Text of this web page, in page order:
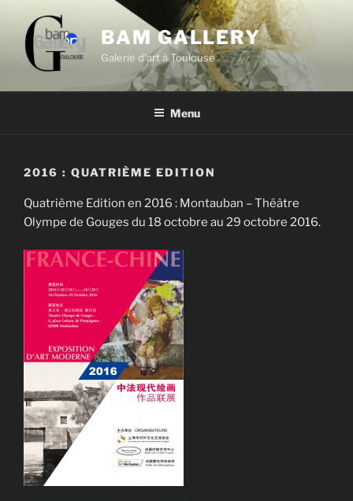
contenu
principal
BAM GALLERY
Galerie d’art à Toulouse
Menu
2016 : QUATRIÈME EDITION
Quatrième Edition en 2016 : Montauban – Théâtre
Olympe de Gouges du 18 octobre au 29 octobre 2016.